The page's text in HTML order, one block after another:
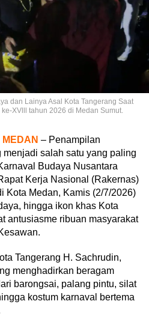
dan Lainya Asal Kota Tangerang Saat
XVlll tahun 2026 di Medan Sumut.
MEDAN – Penampilan
menjadi salah satu yang paling
Budaya Nusantara
Kerja Nasional (Rakernas)
Kota Medan, Kamis (2/7/2026)
hingga ikon khas Kota
antusiasme ribuan masyarakat
Tangerang H. Sachrudin,
menghadirkan beragam
barongsai, palang pintu, silat
kostum karnaval bertema